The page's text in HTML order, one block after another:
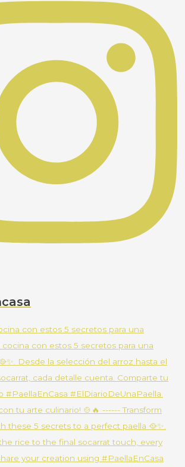
con estos 5 secretos para una